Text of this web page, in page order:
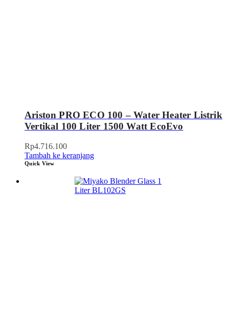
Ariston PRO ECO 100 – Water Heater Listrik
Vertikal 100 Liter 1500 Watt EcoEvo
Rp4.716.100
Tambah ke keranjang
Quick View